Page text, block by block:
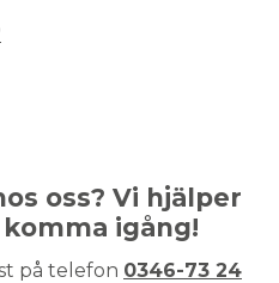
oss? Vi hjälper
igång!
på telefon 0346-73 24